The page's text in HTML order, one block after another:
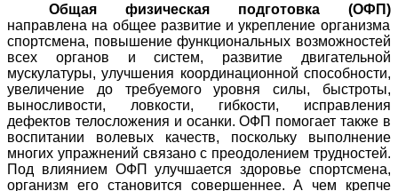
Общая физическая подготовка (ОФП)
направлена на общее развитие и укрепление организма
спортсмена, повышение функциональных возможностей
всех органов и систем, развитие двигательной
мускулатуры, улучшения координационной способности,
увеличение до требуемого уровня силы, быстроты,
выносливости, ловкости, гибкости, исправления
дефектов телосложения и осанки. ОФП помогает также в
воспитании волевых качеств, поскольку выполнение
многих упражнений связано с преодолением трудностей.
Под влиянием ОФП улучшается здоровье спортсмена,
организм его становится совершеннее. А чем крепче